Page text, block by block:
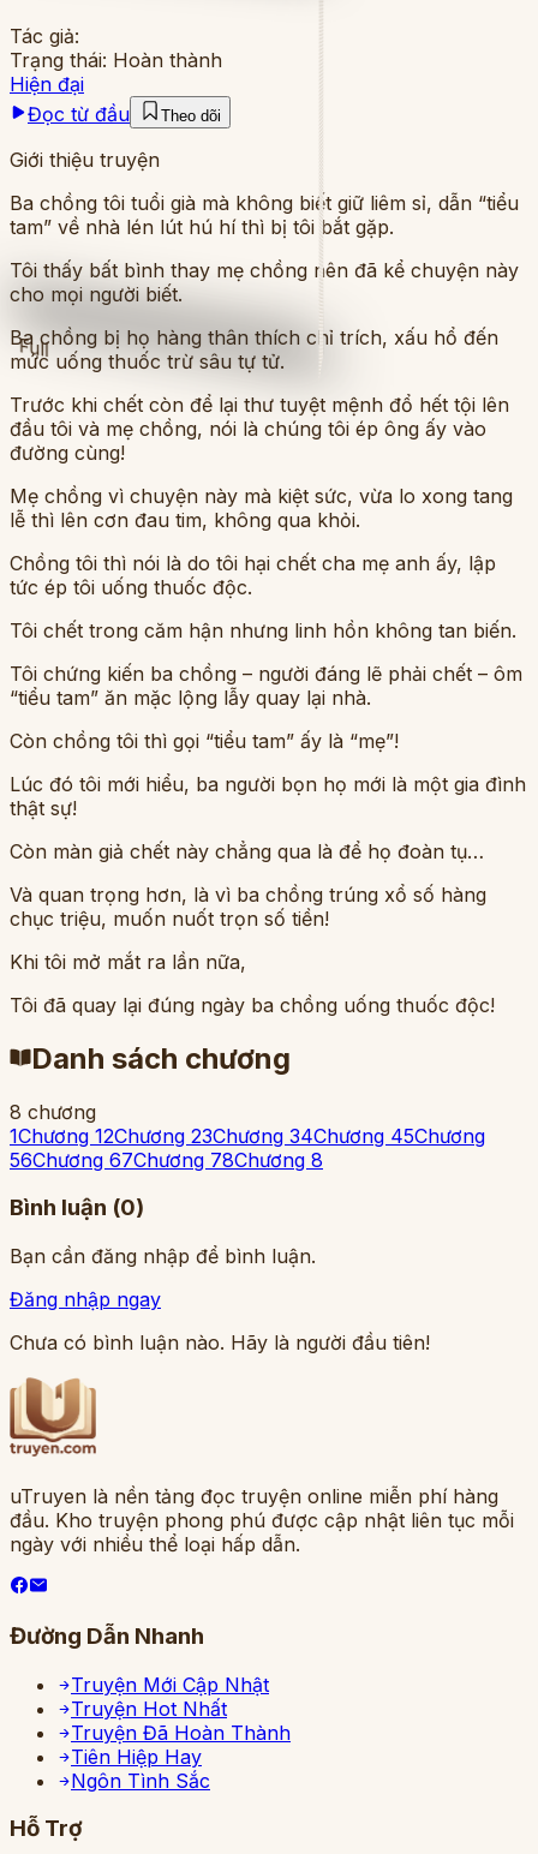
Full
Tác giả:
Trạng thái: Hoàn thành
Hiện đại
Đọc từ đầu
Theo dõi
Giới thiệu truyện
Ba chồng tôi tuổi già mà không biết giữ liêm sỉ, dẫn “tiểu
tam” về nhà lén lút hú hí thì bị tôi bắt gặp.
Tôi thấy bất bình thay mẹ chồng nên đã kể chuyện này
cho mọi người biết.
Ba chồng bị họ hàng thân thích chỉ trích, xấu hổ đến
mức uống thuốc trừ sâu tự tử.
Trước khi chết còn để lại thư tuyệt mệnh đổ hết tội lên
đầu tôi và mẹ chồng, nói là chúng tôi ép ông ấy vào
đường cùng!
Mẹ chồng vì chuyện này mà kiệt sức, vừa lo xong tang
lễ thì lên cơn đau tim, không qua khỏi.
Chồng tôi thì nói là do tôi hại chết cha mẹ anh ấy, lập
tức ép tôi uống thuốc độc.
Tôi chết trong căm hận nhưng linh hồn không tan biến.
Tôi chứng kiến ba chồng – người đáng lẽ phải chết – ôm
“tiểu tam” ăn mặc lộng lẫy quay lại nhà.
Còn chồng tôi thì gọi “tiểu tam” ấy là “mẹ”!
Lúc đó tôi mới hiểu, ba người bọn họ mới là một gia đình
thật sự!
Còn màn giả chết này chẳng qua là để họ đoàn tụ…
Và quan trọng hơn, là vì ba chồng trúng xổ số hàng
chục triệu, muốn nuốt trọn số tiền!
Khi tôi mở mắt ra lần nữa,
Tôi đã quay lại đúng ngày ba chồng uống thuốc độc!
Danh sách chương
8 chương
1Chương 12Chương 23Chương 34Chương 45Chương
56Chương 67Chương 78Chương 8
Bình luận (0)
Bạn cần đăng nhập để bình luận.
Đăng nhập ngay
Chưa có bình luận nào. Hãy là người đầu tiên!
uTruyen là nền tảng đọc truyện online miễn phí hàng
đầu. Kho truyện phong phú được cập nhật liên tục mỗi
ngày với nhiều thể loại hấp dẫn.
Đường Dẫn Nhanh
Truyện Mới Cập Nhật
Truyện Hot Nhất
Truyện Đã Hoàn Thành
Tiên Hiệp Hay
Ngôn Tình Sắc
Hỗ Trợ